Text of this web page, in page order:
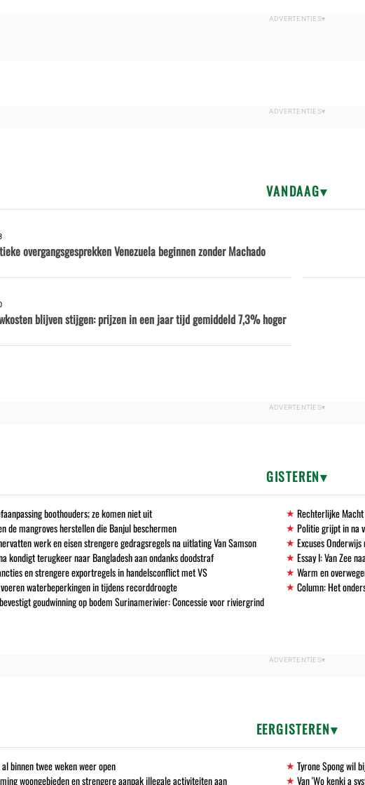
VANDAAG
overgangsgesprekken Venezuela beginnen zonder Machado
blijven stijgen: prijzen in een jaar tijd gemiddeld 7,3% hoger
GISTEREN
boothouders; ze komen niet uit
Rechterlijke
de mangroves herstellen die Banjul beschermen
Politie grijpt in na
werk en eisen strengere gedragsregels na uitlating Van Samson
Excuses
kondigt terugkeer naar Bangladesh aan ondanks doodstraf
Essay I: Van Zee
en strengere exportregels in handelsconflict met VS
Warm en
waterbeperkingen in tijdens recorddroogte
Column: Het
goudwinning op bodem Surinamerivier: Concessie voor riviergrind
EERGISTEREN
binnen twee weken weer open
Tyrone Spong wil
woongebieden en strengere aanpak illegale activiteiten aan
Van 'Wo kenki a